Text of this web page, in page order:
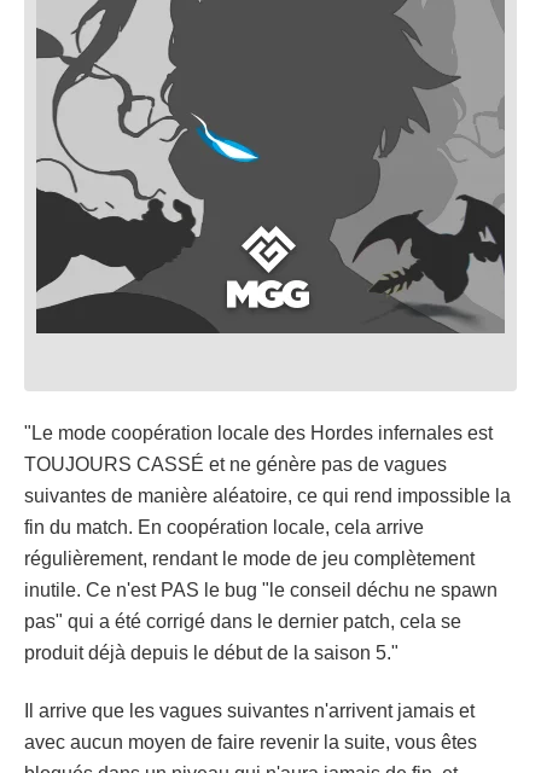
"Le mode coopération locale des Hordes infernales est
TOUJOURS CASSÉ et ne génère pas de vagues
suivantes de manière aléatoire, ce qui rend impossible la
fin du match. En coopération locale, cela arrive
régulièrement, rendant le mode de jeu complètement
inutile. Ce n'est PAS le bug "le conseil déchu ne spawn
pas" qui a été corrigé dans le dernier patch, cela se
produit déjà depuis le début de la saison 5."
Il arrive que les vagues suivantes n'arrivent jamais et
avec aucun moyen de faire revenir la suite, vous êtes